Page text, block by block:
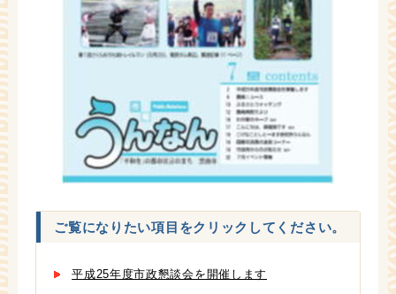
ご覧になりたい項目をクリックしてください。
平成25年度市政懇談会を開催します